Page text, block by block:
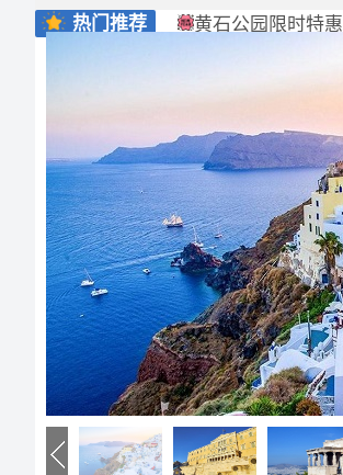
热门推荐 黄石公园限时特惠
预览